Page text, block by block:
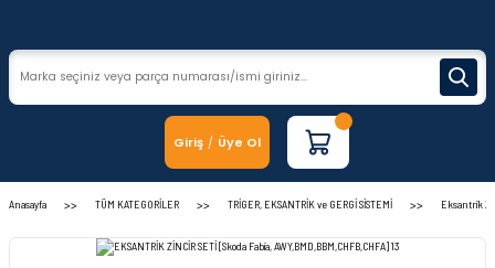
Giriş / Üye Ol
Anasayfa TÜM KATEGORİLER TRİGER, EKSANTRİK ve GERGİ SİSTEMİ Eksantrik